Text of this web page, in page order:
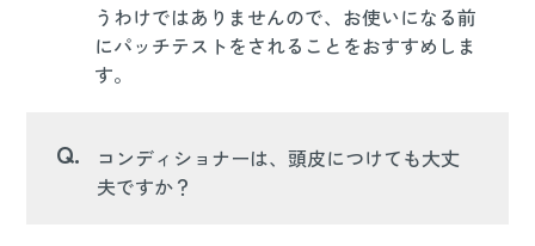
うわけではありませんので、お使いになる前
にパッチテストをされることをおすすめしま
す。
Q.
コンディショナーは、頭皮につけても大丈
夫ですか？